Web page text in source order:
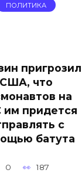
ПОЛИТИКА
пригрозил
США, что
на
придется
с
батута
0 187